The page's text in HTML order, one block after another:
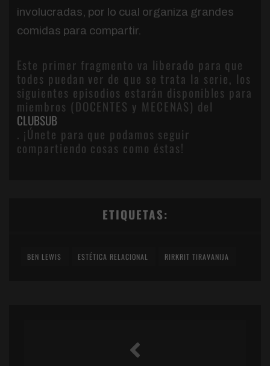
involucradas, por lo cual organiza grandes
comidas para compartir.
Este primer fragmento va liberado para que
todes puedan ver de que se trata la serie, los
siguientes episodios estarán disponibles para
miembros (DOCENTES y MECENAS) del
CLUBSUB
. ¡Únete para que podamos seguir
compartiendo cosas como éstas!
ETIQUETAS:
BEN LEWIS ESTÉTICA RELACIONAL RIRKRIT TIRAVANIJA